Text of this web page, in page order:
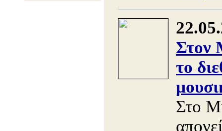
Στον
το
Στο